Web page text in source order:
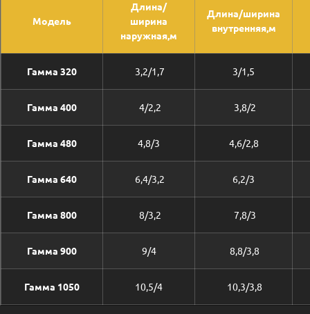
Модель
Длина/
ширина
наружная,м
Длина/ширина
внутренняя,м
Гамма 320 3,2/1,7 3/1,5
Гамма 400 4/2,2 3,8/2
Гамма 480 4,8/3 4,6/2,8
Гамма 640 6,4/3,2 6,2/3
Гамма 800 8/3,2 7,8/3
Гамма 900 9/4 8,8/3,8
Гамма 1050 10,5/4 10,3/3,8